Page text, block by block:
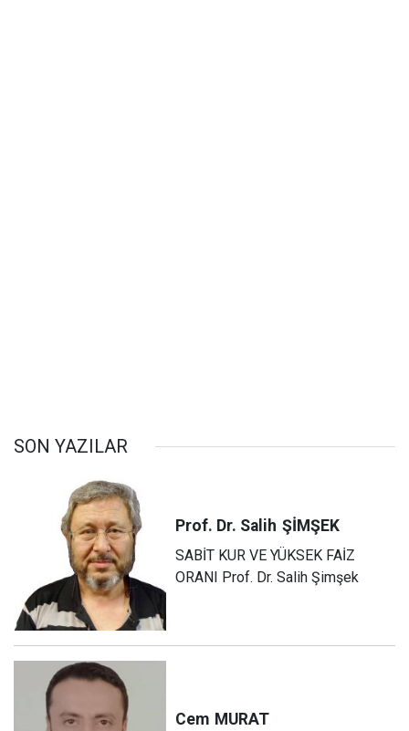
SON YAZILAR
Prof. Dr. Salih ŞİMŞEK
SABİT KUR VE YÜKSEK FAİZ
ORANI Prof. Dr. Salih Şimşek
Cem MURAT